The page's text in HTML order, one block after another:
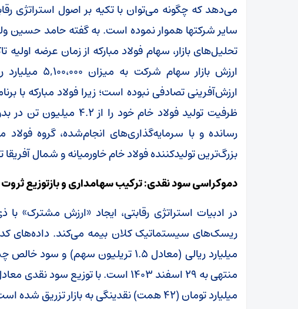
می‌دهد که چگونه می‌توان با تکیه بر اصول استراتژی
سایر شرکتها هموار نموده است. به گفته حامد
ارزش‌آفرینی تصادفی نبوده است؛ زیرا فولاد مبارکه با
بزرگ‌ترین تولیدکننده فولاد خام خاورمیانه و شمال
دموکراسی سود نقدی: ترکیب سهامداری و بازتوزیع ثروت
در ادبیات استراتژی رقابتی، ایجاد «ارزش مشترک» با
میلیارد تومان (۴۲ همت) نقدینگی به بازار تزریق شده است.